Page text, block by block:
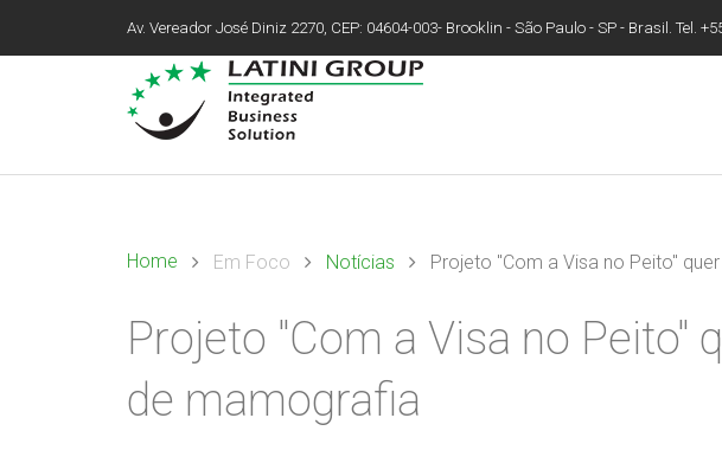
Av. Vereador José Diniz 2270, CEP: 04604-003- Brooklin - São Paulo - SP - Brasil. Tel.
Home Em Foco Notícias Projeto "Com a Visa no Peito"
Projeto "Com a Visa no
de mamografia